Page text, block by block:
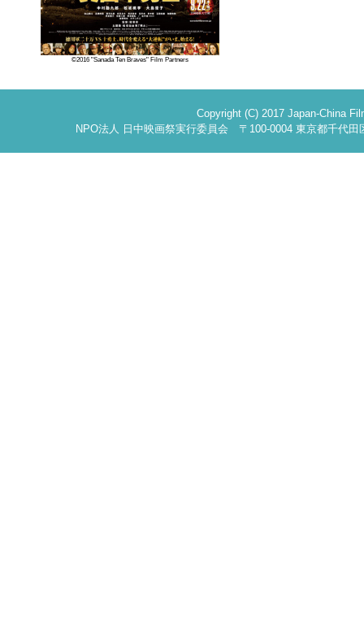
©2016 "Sanada Ten Braves" Film Partners
Copyright (C) 2017 Japan-China
NPO法人 日中映画祭実行委員会 〒100-0004 東京都千代